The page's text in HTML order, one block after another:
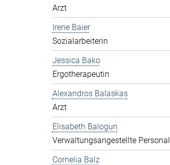
Arzt
Irene Baier
Sozialarbeiterin
Jessica Bako
Ergotherapeutin
Alexandros Balaskas
Arzt
Elisabeth Balogun
Verwaltungsangestellte Personal
Cornelia Balz